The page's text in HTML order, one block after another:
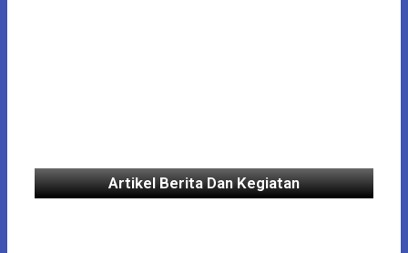
Artikel Berita Dan Kegiatan